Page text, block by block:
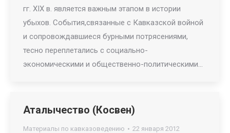
гг. XIX в. является важным этапом в истории
убыхов. События,связанные с Кавказской войной
и сопровождавшиеся бурными потрясениями,
тесно переплетались с социально-
экономическими и общественно-политическими…
Аталычество (Косвен)
Материалы по кавказоведению 22 января 2012